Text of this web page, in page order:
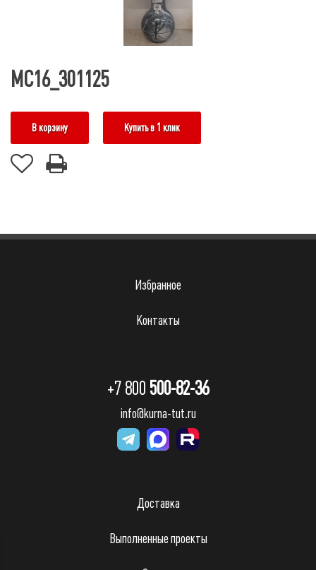
МС16_301125
В корзину Купить в 1 клик
Избранное
Контакты
+7 800 500-82-36
info@kurna-tut.ru
Доставка
Выполненные проекты